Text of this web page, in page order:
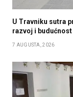
U Travniku sutra
razvoj i
7 AUGUSTA, 2026